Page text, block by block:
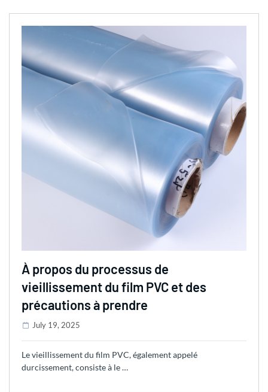
À propos du processus de
vieillissement du film PVC et des
précautions à prendre
July 19, 2025
Le vieillissement du film PVC, également appelé
durcissement, consiste à le …